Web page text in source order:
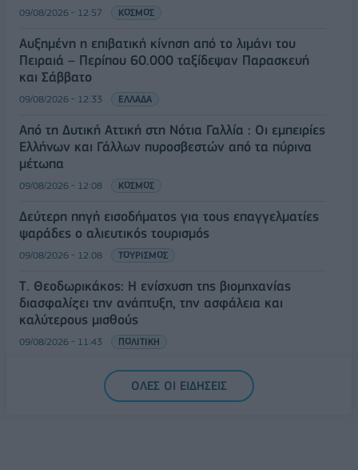
09/08/2026 - 12:57 ΚΟΣΜΟΣ
Αυξημένη η επιβατική κίνηση από το λιμάνι του
Πειραιά – Περίπου 60.000 ταξίδεψαν Παρασκευή
και Σάββατο
09/08/2026 - 12:33 ΕΛΛΑΔΑ
Από τη Δυτική Αττική στη Νότια Γαλλία : Οι εμπειρίες
Ελλήνων και Γάλλων πυροσβεστών από τα πύρινα
μέτωπα
09/08/2026 - 12:08 ΚΟΣΜΟΣ
Δεύτερη πηγή εισοδήματος για τους επαγγελματίες
ψαράδες ο αλιευτικός τουρισμός
09/08/2026 - 12:08 ΤΟΥΡΙΣΜΟΣ
Τ. Θεοδωρικάκος: Η ενίσχυση της βιομηχανίας
διασφαλίζει την ανάπτυξη, την ασφάλεια και
καλύτερους μισθούς
09/08/2026 - 11:43 ΠΟΛΙΤΙΚΗ
Υπ. Μεταφορών: Οριστική λύση στο ζήτημα των
πινακίδων κυκλοφορίας - Τέλος στις χρονοβόρες
ΟΛΕΣ ΟΙ ΕΙΔΗΣΕΙΣ